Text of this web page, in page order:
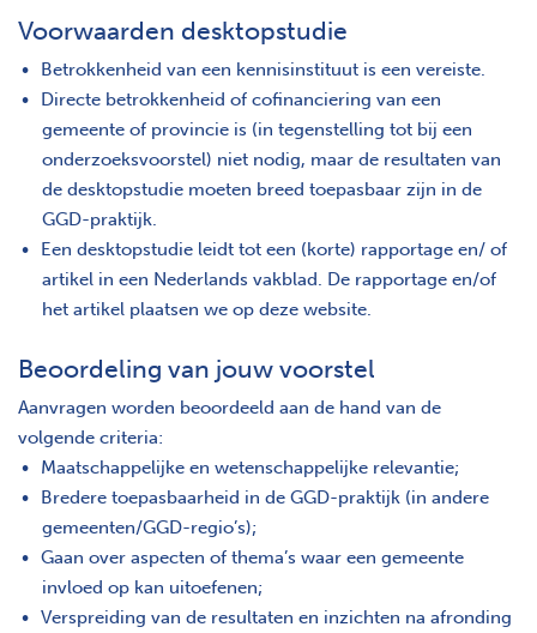
Voorwaarden desktopstudie
Betrokkenheid van een kennisinstituut is een vereiste.
Directe betrokkenheid of cofinanciering van een
gemeente of provincie is (in tegenstelling tot bij een
onderzoeksvoorstel) niet nodig, maar de resultaten van
de desktopstudie moeten breed toepasbaar zijn in de
GGD-praktijk.
Een desktopstudie leidt tot een (korte) rapportage en/ of
artikel in een Nederlands vakblad. De rapportage en/of
het artikel plaatsen we op deze website.
Beoordeling van jouw voorstel
Aanvragen worden beoordeeld aan de hand van de
volgende criteria:
Maatschappelijke en wetenschappelijke relevantie;
Bredere toepasbaarheid in de GGD-praktijk (in andere
gemeenten/GGD-regio’s);
Gaan over aspecten of thema’s waar een gemeente
invloed op kan uitoefenen;
Verspreiding van de resultaten en inzichten na afronding